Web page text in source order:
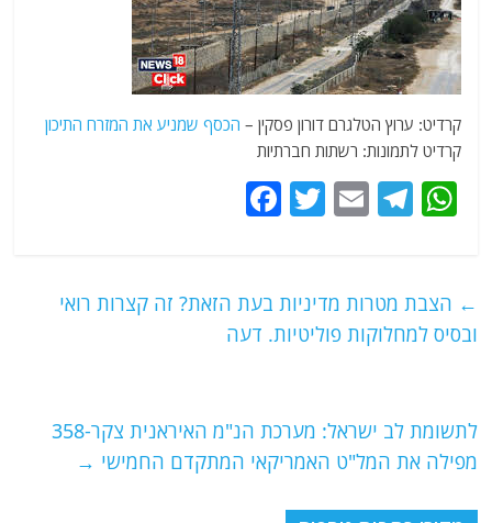
קרדיט: ערוץ הטלגרם דורון פסקין – הכסף שמניע את המזרח התיכון
קרדיט לתמונות: רשתות חברתיות
W
s
A
T
g
ra
E
l
T
er
e
b
k
← הצבת מטרות מדיניות בעת הזאת? זה קצרות רואי
ובסיס למחלוקות פוליטיות. דעה
לתשומת לב ישראל: מערכת הנ"מ האיראנית צקר-358
מפילה את המל"ט האמריקאי המתקדם החמישי →